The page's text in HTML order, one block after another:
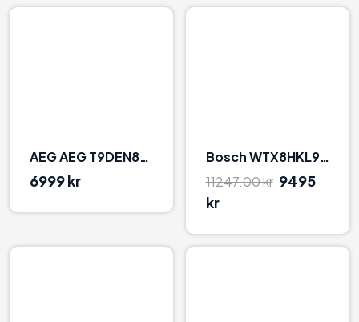
AEG AEG T9DEN866E Hvid Hvid
6999 kr
Bosch WTX8HKL9SN Hvid
11247.00 kr 9495
kr